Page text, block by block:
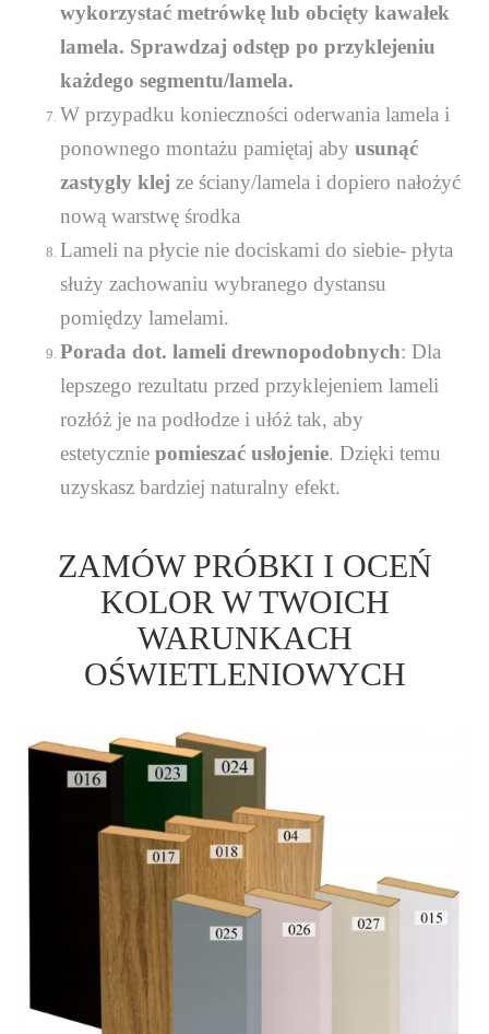
wykorzystać metrówkę lub obcięty kawałek
lamela. Sprawdzaj odstęp po przyklejeniu
każdego segmentu/lamela.
W przypadku konieczności oderwania lamela i
ponownego montażu pamiętaj aby usunąć
zastygły klej ze ściany/lamela i dopiero nałożyć
nową warstwę środka
Lameli na płycie nie dociskami do siebie- płyta
służy zachowaniu wybranego dystansu
pomiędzy lamelami.
Porada dot. lameli drewnopodobnych: Dla
lepszego rezultatu przed przyklejeniem lameli
rozłóż je na podłodze i ułóż tak, aby
estetycznie pomieszać usłojenie. Dzięki temu
uzyskasz bardziej naturalny efekt.
ZAMÓW PRÓBKI I OCEŃ
KOLOR W TWOICH
WARUNKACH
OŚWIETLENIOWYCH